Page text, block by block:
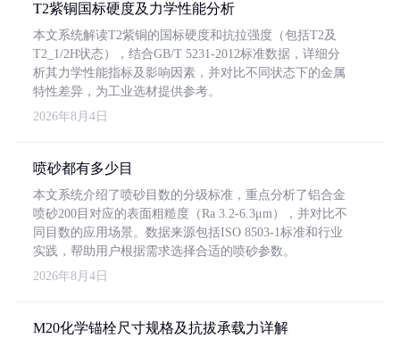
T2紫铜国标硬度及力学性能分析
本文系统解读T2紫铜的国标硬度和抗拉强度（包括T2及
T2_1/2H状态），结合GB/T 5231-2012标准数据，详细分
析其力学性能指标及影响因素，并对比不同状态下的金属
特性差异，为工业选材提供参考。
2026年8月4日
喷砂都有多少目
本文系统介绍了喷砂目数的分级标准，重点分析了铝合金
喷砂200目对应的表面粗糙度（Ra 3.2-6.3μm），并对比不
同目数的应用场景。数据来源包括ISO 8503-1标准和行业
实践，帮助用户根据需求选择合适的喷砂参数。
2026年8月4日
M20化学锚栓尺寸规格及抗拔承载力详解